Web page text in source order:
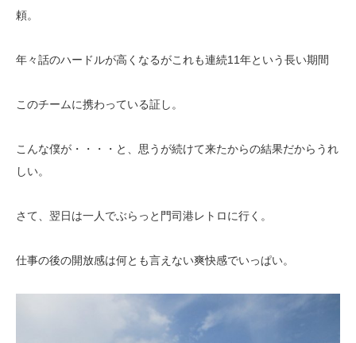
頼。
年々話のハードルが高くなるがこれも連続11年という長い期間
このチームに携わっている証し。
こんな僕が・・・・と、思うが続けて来たからの結果だからうれ
しい。
さて、翌日は一人でぶらっと門司港レトロに行く。
仕事の後の開放感は何とも言えない爽快感でいっぱい。